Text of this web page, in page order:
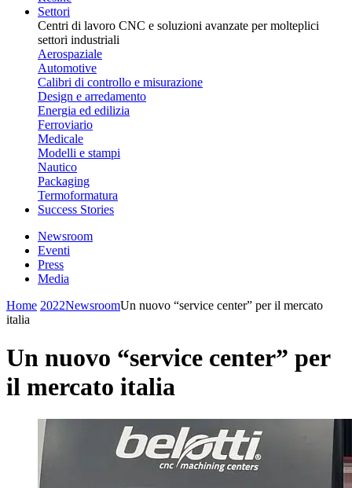
Settori
Centri di lavoro CNC e soluzioni avanzate per molteplici
settori industriali
Aerospaziale
Automotive
Calibri di controllo e misurazione
Design e arredamento
Energia ed edilizia
Ferroviario
Medicale
Modelli e stampi
Nautico
Packaging
Termoformatura
Success Stories
Newsroom
Eventi
Press
Media
Home 2022NewsroomUn nuovo “service center” per il mercato
italia
Un nuovo “service center” per
il mercato italia